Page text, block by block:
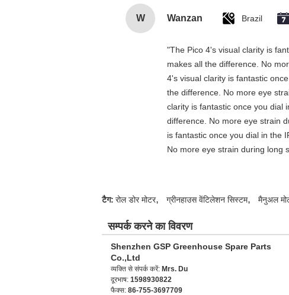
W Wanzan Brazil
"The Pico 4's visual clarity is
makes all the difference. No
4's visual clarity is fantastic
the difference. No more eye
clarity is fantastic once you dial
difference. No more eye strain
is fantastic once you dial in the
No more eye strain during long
टैग: रोल डोर मोटर, ग्रीनहाउस वेंटिलेशन सिस्टम, मैनुअल
सम्पर्क करने का विवरण
Shenzhen GSP Greenhouse Spare Parts
Co.,Ltd
व्यक्ति से संपर्क करें: Mrs. Du
दूरभाष: 1598930822
फैक्स: 86-755-3697709